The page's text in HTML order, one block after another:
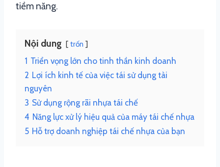
tiềm năng.
Nội dung trốn
1 Triển vọng lớn cho tinh thần kinh doanh
2 Lợi ích kinh tế của việc tái sử dụng tài
nguyên
3 Sử dụng rộng rãi nhựa tái chế
4 Năng lực xử lý hiệu quả của máy tái chế nhựa
5 Hỗ trợ doanh nghiệp tái chế nhựa của bạn